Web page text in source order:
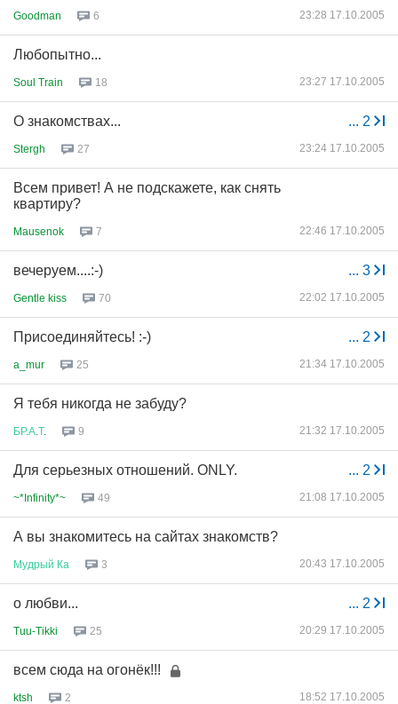
Goodman 6 23:28 17.10.2005
Любопытно...
Soul Train 18 23:27 17.10.2005
... 2
О знакомствах...
Stergh 27 23:24 17.10.2005
Всем привет! А не подскажете, как снять
квартиру?
Mausenok 7 22:46 17.10.2005
... 3
вечеруем....:-)
Gentle kiss 70 22:02 17.10.2005
... 2
Присоединяйтесь! :-)
a_mur 25 21:34 17.10.2005
Я тебя никогда не забуду?
БР.А Т. 9 21:32 17.10.2005
... 2
Для серьезных отношений. ONLY.
~*Infinity*~ 49 21:08 17.10.2005
А вы знакомитесь на сайтах знакомств?
Мудрый Ка 3 20:43 17.10.2005
... 2
о любви...
Tuu-Tikki 25 20:29 17.10.2005
всем сюда на огонёк!!!
ktsh 2 18:52 17.10.2005